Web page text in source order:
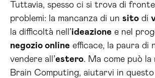
Tuttavia, spesso ci si trova di
problemi: la mancanza di un sito di
la difficoltà nell’ideazione e nel
negozio online efficace, la paura di
vendere all’estero. Ma come può la
Brain Computing, aiutarvi in